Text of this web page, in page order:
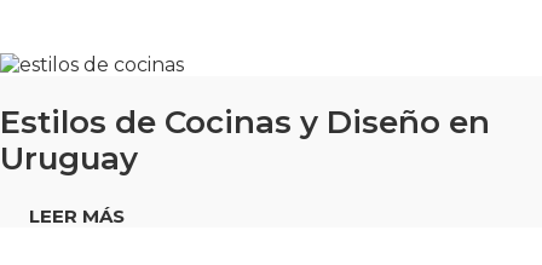
Estilos de Cocinas y Diseño en
Uruguay
LEER MÁS